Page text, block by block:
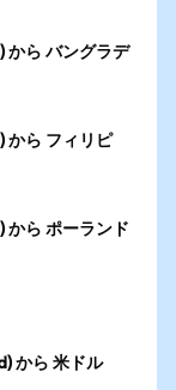
ら バングラデ
ら フィリピ
ら ポーランド
から 米ドル